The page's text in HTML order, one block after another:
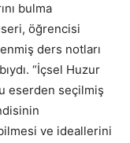
bulma
öğrencisi
ders notları
“İçsel Huzur
eserden seçilmiş
ve ideallerini